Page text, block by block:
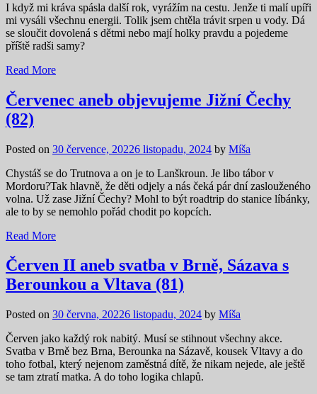
I když mi kráva spásla další rok, vyrážím na cestu. Jenže ti malí upíři
mi vysáli všechnu energii. Tolik jsem chtěla trávit srpen u vody. Dá
se sloučit dovolená s dětmi nebo mají holky pravdu a pojedeme
příště radši samy?
Read More
Červenec aneb objevujeme Jižní Čechy
(82)
Posted on 30 července, 20226 listopadu, 2024 by Míša
Chystáš se do Trutnova a on je to Lanškroun. Je libo tábor v
Mordoru?Tak hlavně, že děti odjely a nás čeká pár dní zaslouženého
volna. Už zase Jižní Čechy? Mohl to být roadtrip do stanice líbánky,
ale to by se nemohlo pořád chodit po kopcích.
Read More
Červen II aneb svatba v Brně, Sázava s
Berounkou a Vltava (81)
Posted on 30 června, 20226 listopadu, 2024 by Míša
Červen jako každý rok nabitý. Musí se stihnout všechny akce.
Svatba v Brně bez Brna, Berounka na Sázavě, kousek Vltavy a do
toho fotbal, který nejenom zaměstná dítě, že nikam nejede, ale ještě
se tam ztratí matka. A do toho logika chlapů.